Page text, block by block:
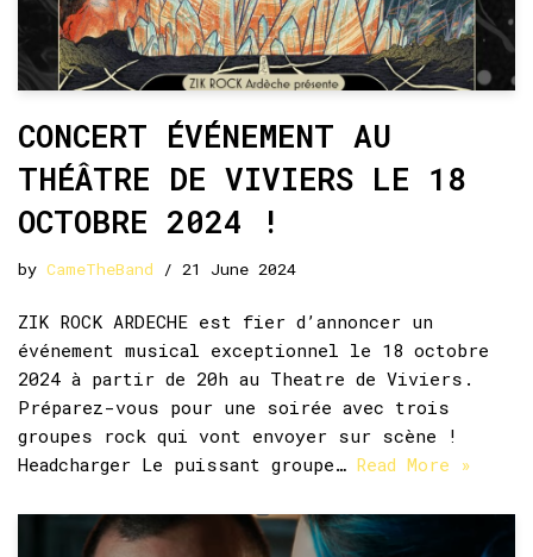
CONCERT ÉVÉNEMENT AU
THÉÂTRE DE VIVIERS LE 18
OCTOBRE 2024 !
by CameTheBand 21 June 2024
ZIK ROCK ARDECHE est fier d’annoncer un
événement musical exceptionnel le 18 octobre
2024 à partir de 20h au Theatre de Viviers.
Préparez-vous pour une soirée avec trois
groupes rock qui vont envoyer sur scène !
Headcharger Le puissant groupe… Read More »